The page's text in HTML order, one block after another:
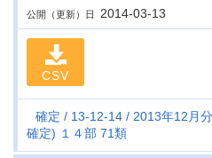
公開（更新）日 2014-03-13
CSV
確定 13-12-14
2013年12月
確定) １４部 71類